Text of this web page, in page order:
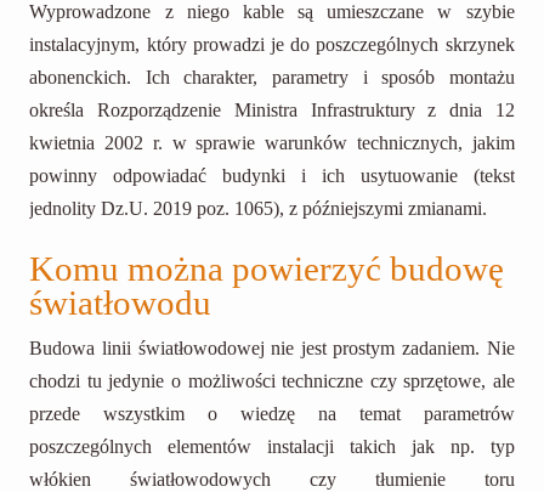
Wyprowadzone z niego kable są umieszczane w szybie
instalacyjnym, który prowadzi je do poszczególnych skrzynek
abonenckich. Ich charakter, parametry i sposób montażu
określa Rozporządzenie Ministra Infrastruktury z dnia 12
kwietnia 2002 r. w sprawie warunków technicznych, jakim
powinny odpowiadać budynki i ich usytuowanie (tekst
jednolity Dz.U. 2019 poz. 1065), z późniejszymi zmianami.
Komu można powierzyć budowę
światłowodu
Budowa linii światłowodowej nie jest prostym zadaniem. Nie
chodzi tu jedynie o możliwości techniczne czy sprzętowe, ale
przede wszystkim o wiedzę na temat parametrów
poszczególnych elementów instalacji takich jak np. typ
włókien światłowodowych czy tłumienie toru